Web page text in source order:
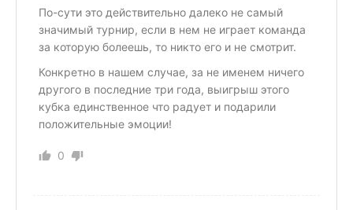
По-сути это действительно далеко не самый
значимый турнир, если в нем не играет команда
за которую болеешь, то никто его и не смотрит.
Конкретно в нашем случае, за не именем ничего
другого в последние три года, выигрыш этого
кубка единственное что радует и подарили
положительные эмоции!
0